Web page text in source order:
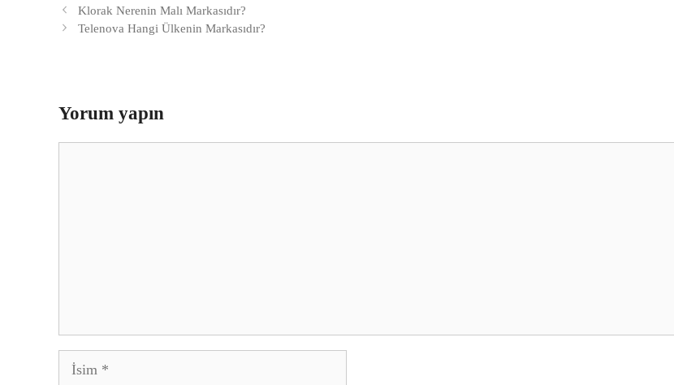
Klorak Nerenin Malı Markasıdır?
Telenova Hangi Ülkenin Markasıdır?
Yorum yapın
İsim